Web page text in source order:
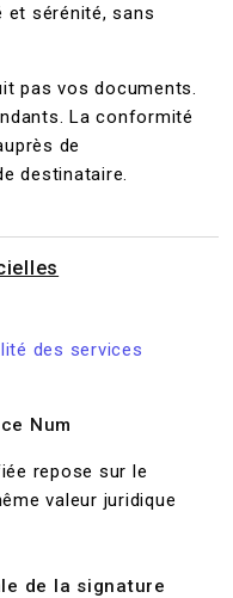
et sérénité, sans
pas vos documents.
La conformité
de
destinataire.
des services
Num
repose sur le
valeur juridique
de la signature